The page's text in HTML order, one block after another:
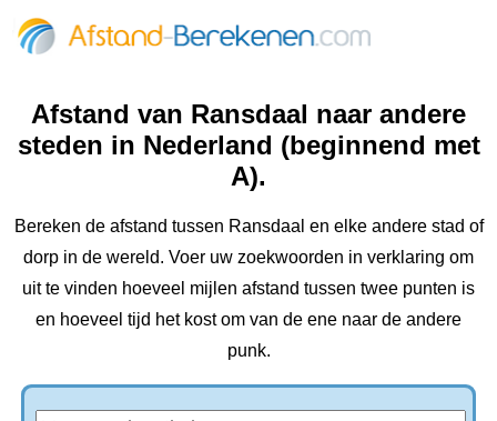
Afstand van Ransdaal naar andere
steden in Nederland (beginnend met
A).
Bereken de afstand tussen Ransdaal en elke andere stad of
dorp in de wereld. Voer uw zoekwoorden in verklaring om
uit te vinden hoeveel mijlen afstand tussen twee punten is
en hoeveel tijd het kost om van de ene naar de andere
punk.